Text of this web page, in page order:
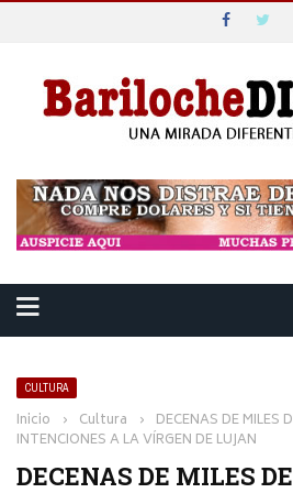
CULTURA
Inicio › Cultura › DECENAS DE MILES
INTENCIONES A LA VÍRGEN DE LUJAN
DECENAS DE MILES